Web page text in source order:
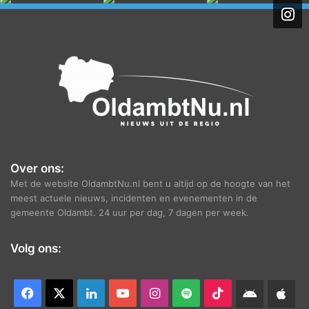
Over ons:
Met de website OldambtNu.nl bent u altijd op de hoogte van het
meest actuele nieuws, incidenten en evenementen in de
gemeente Oldambt. 24 uur per dag, 7 dagen per week.
Volg ons:
Facebook LinkedInYouTubeInstagram
Spotify TikTokAndroid